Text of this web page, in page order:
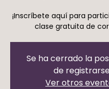
¡Inscríbete aquí para
clase gratuita de
Se ha cerrado la
de
Ver otros